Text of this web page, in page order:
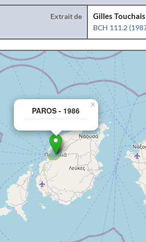
Extrait de
Gilles Touchais
BCH 111.2
PAROS - 1986
×